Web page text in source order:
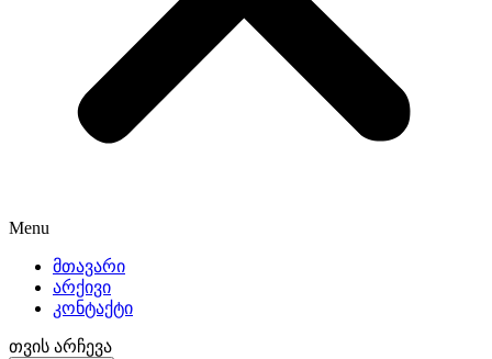
Menu
მთავარი
არქივი
კონტაქტი
თვის არჩევა